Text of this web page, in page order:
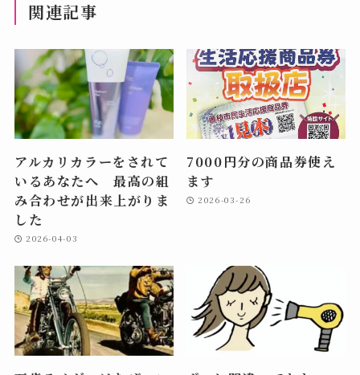
関連記事
アルカリカラーをされて
いるあなたへ 最高の組
み合わせが出来上がりま
した
2026-04-03
7000円分の商品券使え
ます
2026-03-26